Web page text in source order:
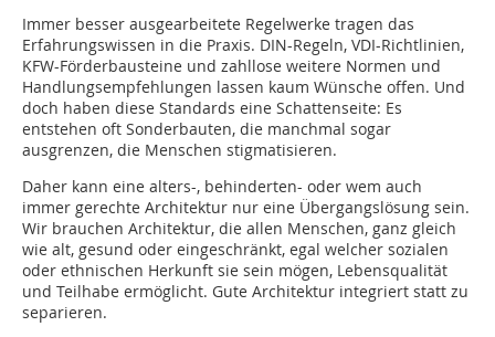
Immer besser ausgearbeitete Regelwerke tragen das
Erfahrungswissen in die Praxis. DIN-Regeln, VDI-Richtlinien,
KFW-Förderbausteine und zahllose weitere Normen und
Handlungsempfehlungen lassen kaum Wünsche offen. Und
doch haben diese Standards eine Schattenseite: Es
entstehen oft Sonderbauten, die manchmal sogar
ausgrenzen, die Menschen stigmatisieren.
Daher kann eine alters-, behinderten- oder wem auch
immer gerechte Architektur nur eine Übergangslösung sein.
Wir brauchen Architektur, die allen Menschen, ganz gleich
wie alt, gesund oder eingeschränkt, egal welcher sozialen
oder ethnischen Herkunft sie sein mögen, Lebensqualität
und Teilhabe ermöglicht. Gute Architektur integriert statt zu
separieren.